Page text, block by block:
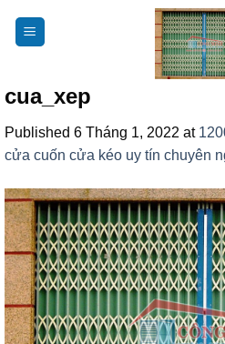
cua_xep
Published 6 Tháng 1, 2022 at
cửa cuốn cửa kéo uy tín chuyên